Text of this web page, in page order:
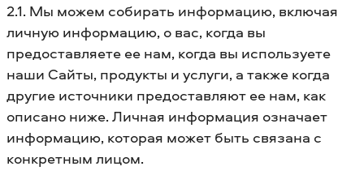
2.1. Мы можем собирать информацию, включая
личную информацию, о вас, когда вы
предоставляете ее нам, когда вы используете
наши Сайты, продукты и услуги, а также когда
другие источники предоставляют ее нам, как
описано ниже. Личная информация означает
информацию, которая может быть связана с
конкретным лицом.